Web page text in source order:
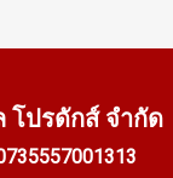
โปรดักส์ จำกัด